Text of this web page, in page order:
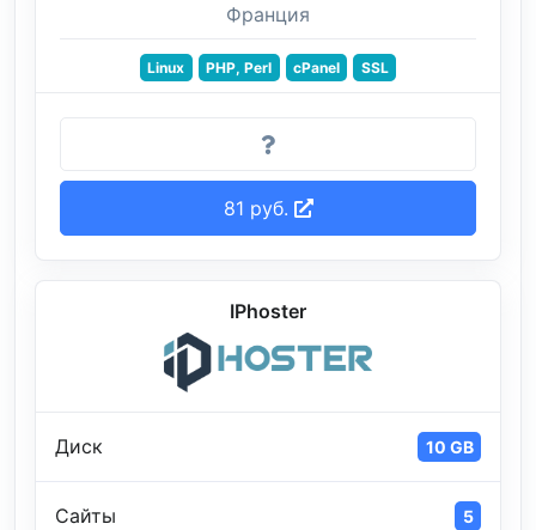
Франция
Linux PHP, Perl cPanel SSL
81 руб.
IPhoster
Диск 10 GB
Сайты 5